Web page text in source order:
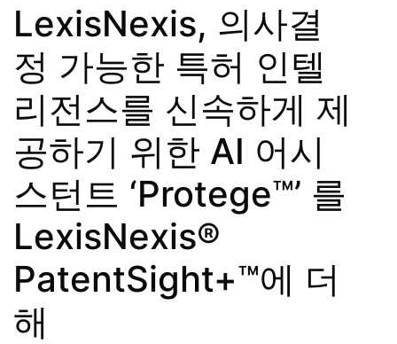
LexisNexis, 의사결
정 가능한 특허 인텔
리전스를 신속하게 제
공하기 위한 AI 어시
스턴트 ‘Protege™’ 를
LexisNexis®
PatentSight+™에 더
해